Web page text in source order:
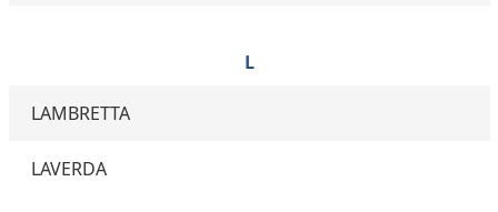
L
LAMBRETTA
LAVERDA